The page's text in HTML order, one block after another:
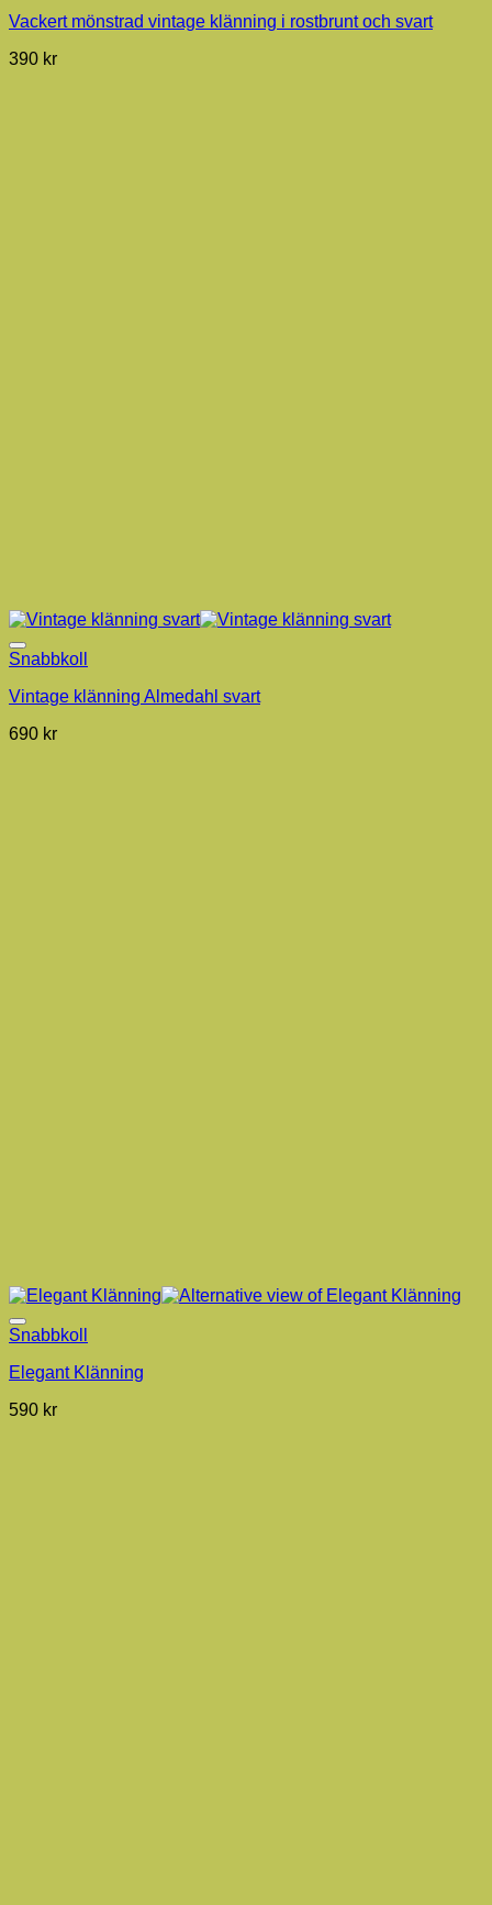
Vackert mönstrad vintage klänning i rostbrunt och svart
390 kr
Snabbkoll
Vintage klänning Almedahl svart
690 kr
Snabbkoll
Elegant Klänning
590 kr